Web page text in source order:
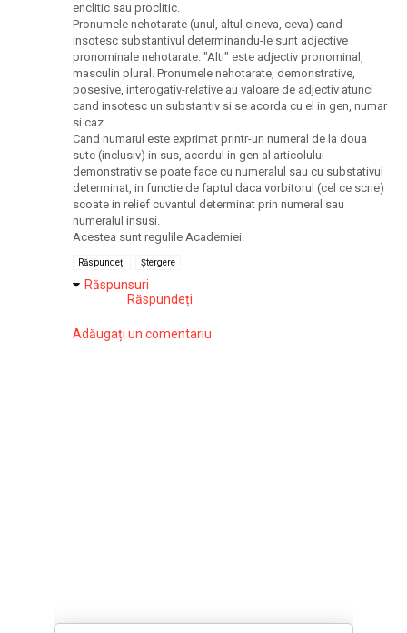
enclitic sau proclitic.
Pronumele nehotarate (unul, altul cineva, ceva) cand
insotesc substantivul determinandu-le sunt adjective
pronominale nehotarate. "Alti" este adjectiv pronominal,
masculin plural. Pronumele nehotarate, demonstrative,
posesive, interogativ-relative au valoare de adjectiv atunci
cand insotesc un substantiv si se acorda cu el in gen, numar
si caz.
Cand numarul este exprimat printr-un numeral de la doua
sute (inclusiv) in sus, acordul in gen al articolului
demonstrativ se poate face cu numeralul sau cu substativul
determinat, in functie de faptul daca vorbitorul (cel ce scrie)
scoate in relief cuvantul determinat prin numeral sau
numeralul insusi.
Acestea sunt regulile Academiei.
Răspundeți Ștergere
Răspunsuri
Răspundeți
Adăugați un comentariu